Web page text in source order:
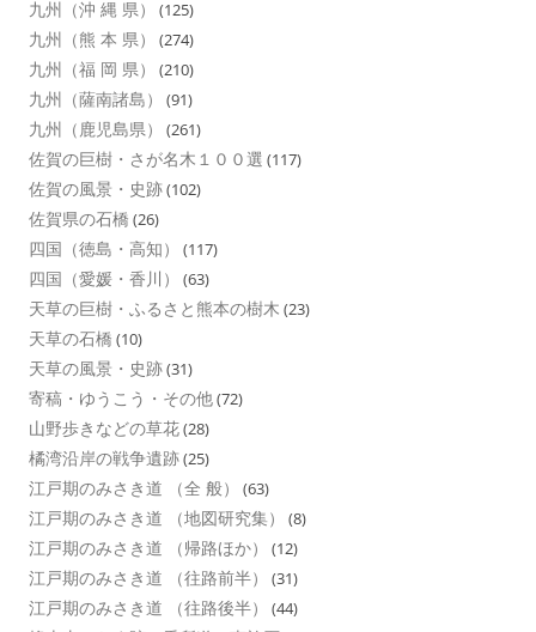
九州（沖 縄 県） (125)
九州（熊 本 県） (274)
九州（福 岡 県） (210)
九州（薩南諸島） (91)
九州（鹿児島県） (261)
佐賀の巨樹・さが名木１００選 (117)
佐賀の風景・史跡(102)
佐賀県の石橋 (26)
四国（徳島・高知） (117)
四国（愛媛・香川） (63)
天草の巨樹・ふるさと熊本の樹木 (23)
天草の石橋 (10)
天草の風景・史跡(31)
寄稿・ゆうこう・その他(72)
山野歩きなどの草花(28)
橘湾沿岸の戦争遺跡(25)
江戸期のみさき道 （全 般） (63)
江戸期のみさき道 （地図研究集） (8)
江戸期のみさき道 （帰路ほか） (12)
江戸期のみさき道 （往路前半） (31)
江戸期のみさき道 （往路後半） (44)